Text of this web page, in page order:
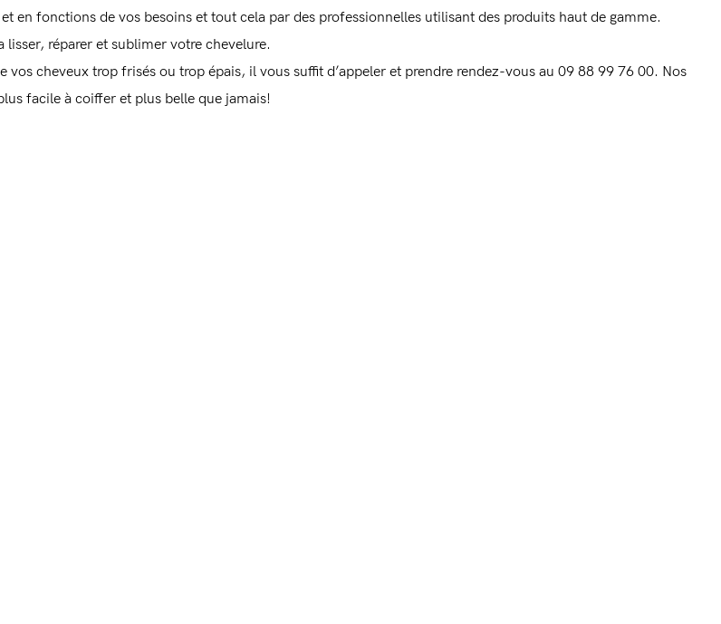
en fonctions de vos besoins et tout cela par des professionnelles utilisant des produits haut de gamme.
lisser, réparer et sublimer votre chevelure.
cheveux trop frisés ou trop épais, il vous suffit d’appeler et prendre rendez-vous au 09 88 99 76 00. Nos
facile à coiffer et plus belle que jamais!